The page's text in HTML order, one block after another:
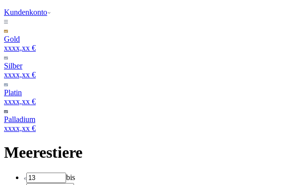
Kundenkonto
Gold
xxxx,xx €
Silber
xxxx,xx €
Platin
xxxx,xx €
Palladium
xxxx,xx €
Meerestiere
bis